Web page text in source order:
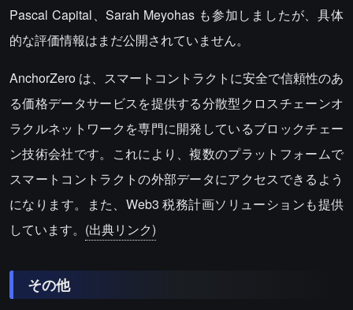
Pascal Capital、Sarah Meyohas も参加しましたが、具体
的な評価情報はまだ公開されていません。
AnchorZero は、スマートコントラクトに安全で信頼性のあ
る価格データサービスを提供する分散型クロスチェーンオ
ラクルネットワークを専門に開発しているブロックチェー
ン技術会社です。これにより、複数のプラットフォームで
スマートコントラクトの外部データにアクセスできるよう
になります。また、Web3 税務計画ソリューションも提供
しています。 (出典リンク)
その他